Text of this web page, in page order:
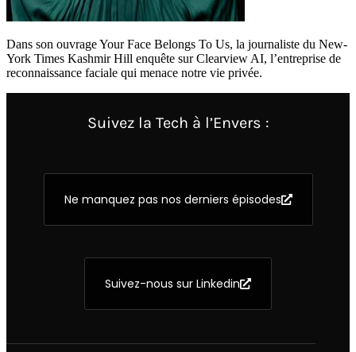
Dans son ouvrage Your Face Belongs To Us, la journaliste du New-
York Times Kashmir Hill enquête sur Clearview AI, l’entreprise de
reconnaissance faciale qui menace notre vie privée.
Suivez la Tech à l’Envers :
Ne manquez pas nos derniers épisodes
Suivez-nous sur Linkedin